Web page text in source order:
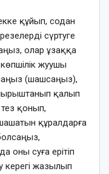
құйып, содан
сүртуге
олар ұзаққа
жуушы
(шашсаңыз),
қалып
қонып,
құралдарға
оны суға ерітіп
керегі жазылып